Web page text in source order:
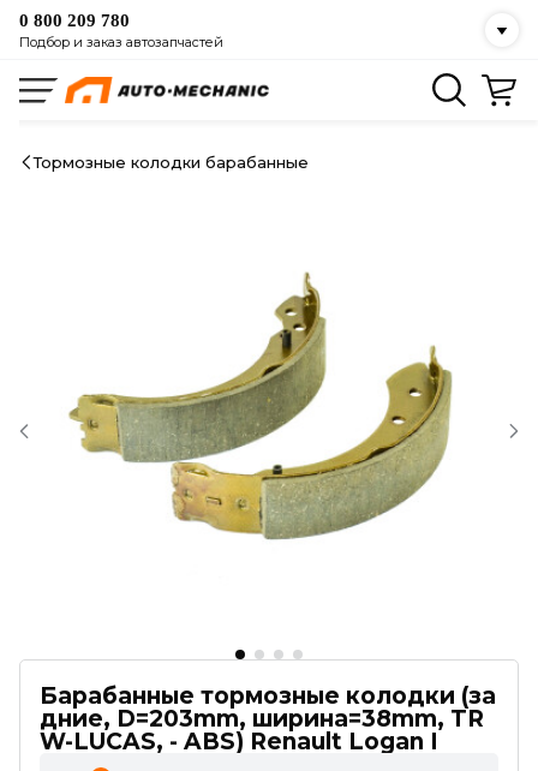
0 800 209 780
Подбор и заказ автозапчастей
Тормозные колодки барабанные
Барабанные тормозные колодки (за
дние, D=203mm, ширина=38mm, TR
W-LUCAS, - ABS) Renault Logan I